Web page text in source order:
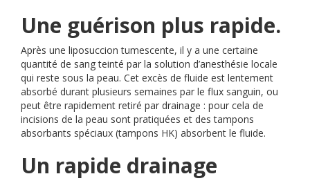
Une guérison plus rapide.
Après une liposuccion tumescente, il y a une certaine
quantité de sang teinté par la solution d’anesthésie locale
qui reste sous la peau. Cet excès de fluide est lentement
absorbé durant plusieurs semaines par le flux sanguin, ou
peut être rapidement retiré par drainage : pour cela de
incisions de la peau sont pratiquées et des tampons
absorbants spéciaux (tampons HK) absorbent le fluide.
Un rapide drainage